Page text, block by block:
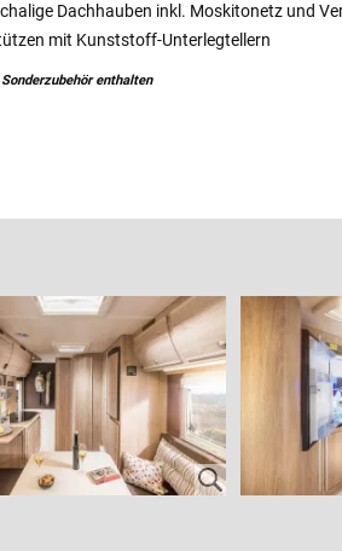
Dachhauben inkl. Moskitonetz und
mit Kunststoff-Unterlegtellern
enthalten